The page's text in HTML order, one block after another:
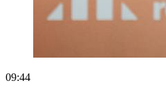
09:44